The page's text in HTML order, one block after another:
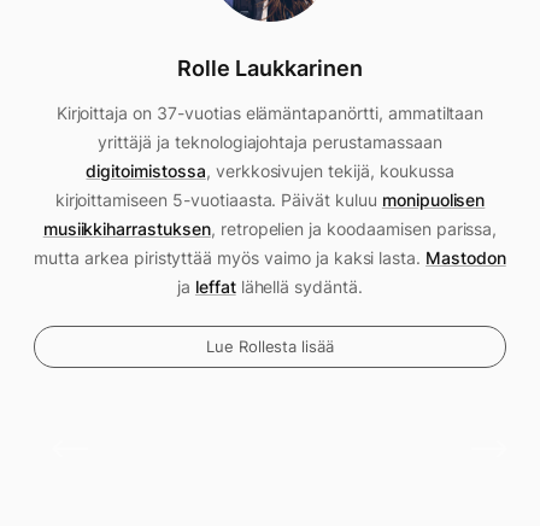
Rolle Laukkarinen
Kirjoittaja on 37-vuotias elämäntapanörtti, ammatiltaan
yrittäjä ja teknologiajohtaja perustamassaan
digitoimistossa, verkkosivujen tekijä, koukussa
kirjoittamiseen 5-vuotiaasta. Päivät kuluu monipuolisen
musiikkiharrastuksen, retropelien ja koodaamisen parissa,
mutta arkea piristyttää myös vaimo ja kaksi lasta. Mastodon
ja leffatlähellä sydäntä.
Lue Rollesta lisää